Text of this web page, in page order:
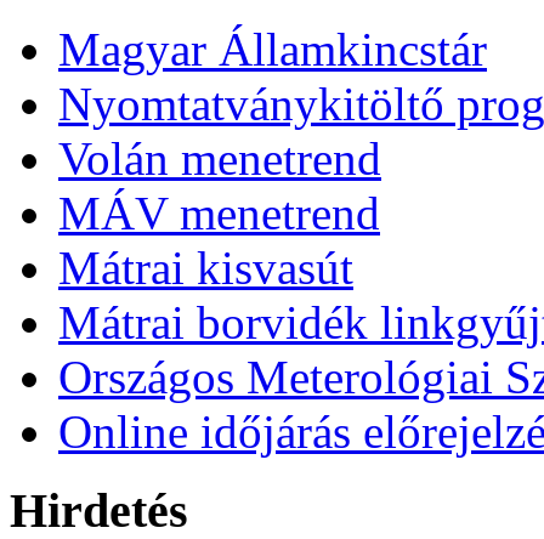
Magyar Államkincstár
Nyomtatványkitöltő
Volán menetrend
MÁV menetrend
Mátrai kisvasút
Mátrai borvidék
Országos Meterológiai
Online időjárás
Hirdetés